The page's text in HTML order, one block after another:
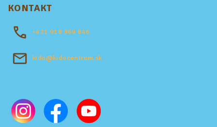
KONTAKT
+421 918 969 846
kido@kidocentrum.sk